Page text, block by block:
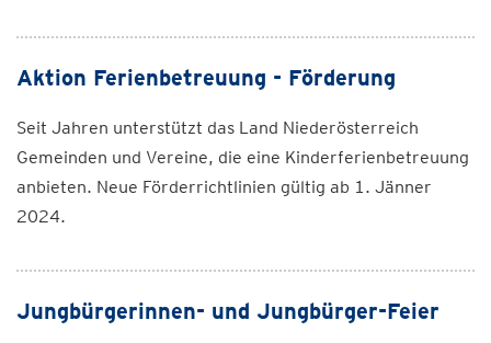
Aktion Ferienbetreuung - Förderung
Seit Jahren unterstützt das Land Niederösterreich
Gemeinden und Vereine, die eine Kinderferienbetreuung
anbieten. Neue Förderrichtlinien gültig ab 1. Jänner
2024.
Jungbürgerinnen- und Jungbürger-Feier